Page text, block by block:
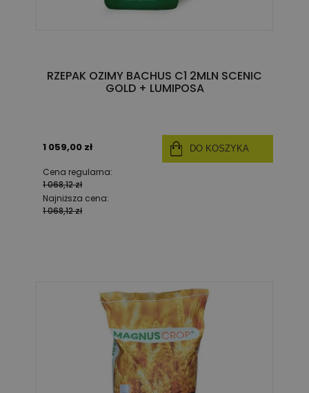
RZEPAK OZIMY BACHUS C1 2MLN SCENIC
GOLD + LUMIPOSA
1 059,00 zł
Cena regularna:
1 068,12 zł
Najniższa cena:
1 068,12 zł
DO KOSZYKA